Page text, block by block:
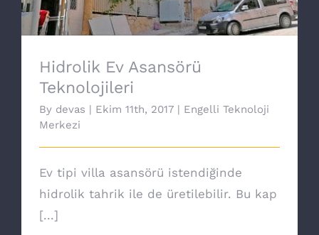
Hidrolik Ev Asansörü
Teknolojileri
By devas | Ekim 11th, 2017 | Engelli Teknoloji
Merkezi
Ev tipi villa asansörü istendiğinde
hidrolik tahrik ile de üretilebilir. Bu kap
[...]